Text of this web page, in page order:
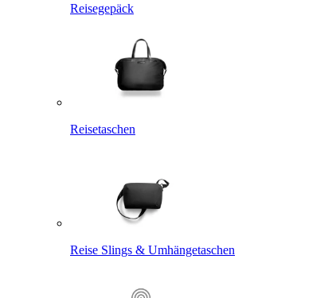
Reisegepäck
Reisetaschen
Reise Slings & Umhängetaschen